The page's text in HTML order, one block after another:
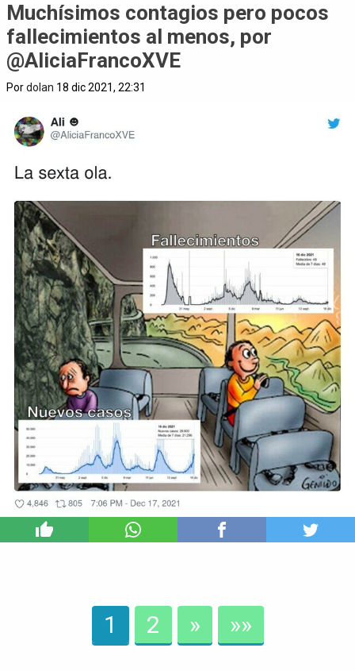
Muchísimos contagios pero pocos
fallecimientos al menos, por
@AliciaFrancoXVE
Pordolan 18 dic 2021, 22:31
1 2 » »»